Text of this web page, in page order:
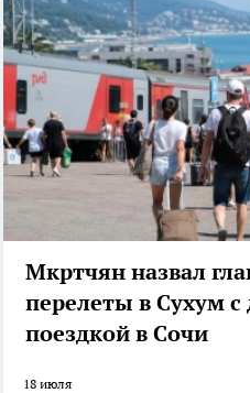
Мкртчян назвал
перелеты в Сухум
поездкой в Сочи
18 июля